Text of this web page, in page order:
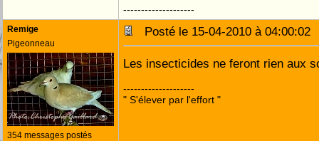
--------------------
Remige
Pigeonneau
354 messages postés
Posté le 15-04-2010 à
Les insecticides ne feront rien aux
--------------------
" S'élever par l'effort "